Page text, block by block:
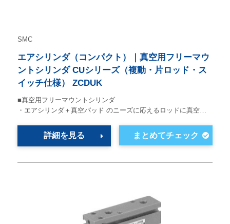
SMC
エアシリンダ（コンパクト）｜真空用フリーマウ
ントシリンダ CUシリーズ（複動・片ロッド・ス
イッチ仕様） ZCDUK
■真空用フリーマウントシリンダ
・エアシリンダ＋真空パッド のニーズに応えるロッドに真空…
詳細を見る